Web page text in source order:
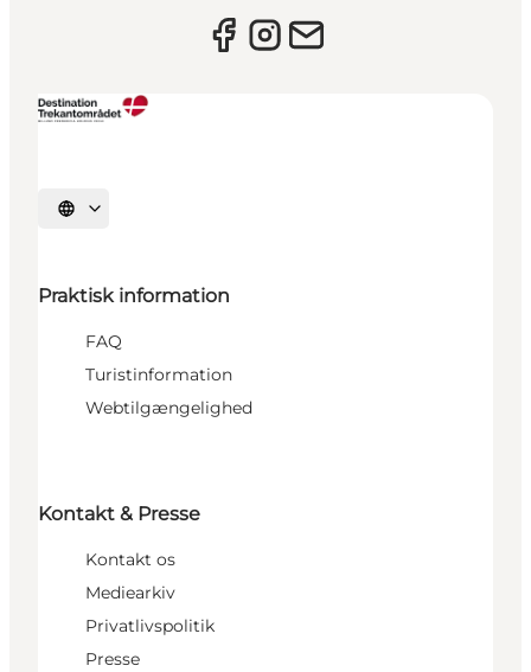
Vælg sprog
Praktisk information
FAQ
Turistinformation
Webtilgængelighed
Kontakt & Presse
Kontakt os
Mediearkiv
Privatlivspolitik
Presse